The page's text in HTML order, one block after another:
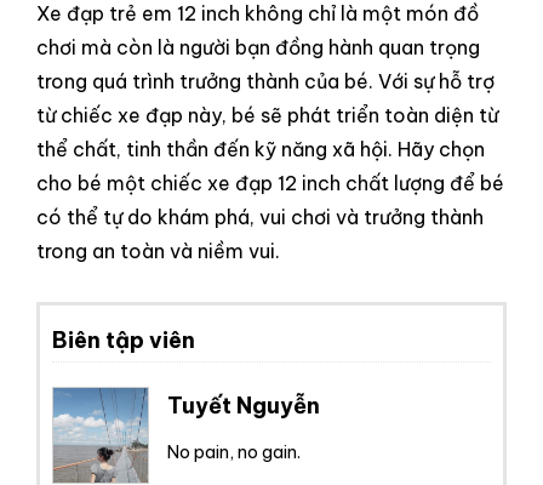
Xe đạp trẻ em 12 inch không chỉ là một món đồ
chơi mà còn là người bạn đồng hành quan trọng
trong quá trình trưởng thành của bé. Với sự hỗ trợ
từ chiếc xe đạp này, bé sẽ phát triển toàn diện từ
thể chất, tinh thần đến kỹ năng xã hội. Hãy chọn
cho bé một chiếc xe đạp 12 inch chất lượng để bé
có thể tự do khám phá, vui chơi và trưởng thành
trong an toàn và niềm vui.
Biên tập viên
Tuyết Nguyễn
No pain, no gain.